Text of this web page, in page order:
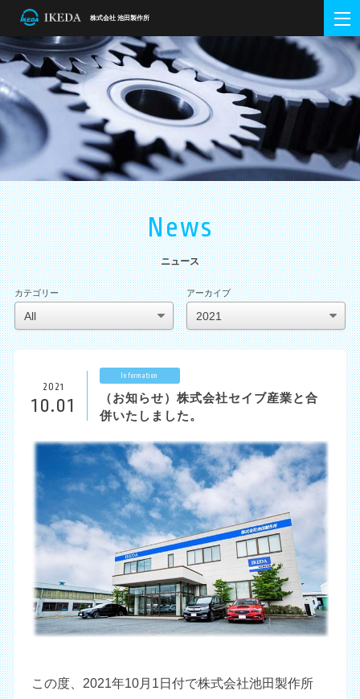
株式会社 池田製作所
ホーム Home
会社概要 Company Info
企業理念・方針
会社概要・アクセス
会社沿革
DXの取組
金属加工事業 Metalworking
池田の強み
グローバルネットワーク
提案型企業 Tier1.5
教育システム
製品紹介
主要設備
生産設備
測定設備
金型加工設備
半導体装置事業 Semiconductor Equipment
ニュース News
採用情報 Recruit
新卒採用
中途採用
お問い合わせ Contact
技術専門WEB Special Contents
EN CH
News
ニュース
カテゴリー アーカイブ
2021
10.01
Information
（お知らせ）株式会社セイブ産業と合
併いたしました。
この度、2021年10月1日付で株式会社池田製作所